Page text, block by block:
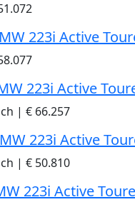
223i Active
223i Active
| € 66.257
223i Active
| € 50.810
223i Active